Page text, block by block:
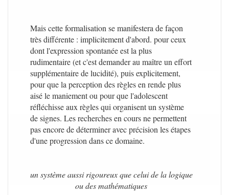
Mais cette formalisation se manifestera de façon
très différente : implicitement d'abord. pour ceux
dont l'expression spontanée est la plus
rudimentaire (et c'est demander au maître un effort
supplémentaire de lucidité), puis explicitement,
pour que la perception des règles en rende plus
aisé le maniement ou pour que l'adolescent
réfléchisse aux règles qui organisent un système
de signes. Les recherches en cours ne permettent
pas encore de déterminer avec précision les étapes
d'une progression dans ce domaine.
un système aussi rigoureux que celui de la logique
ou des mathématiques